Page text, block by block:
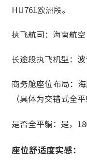
HU761欧洲段。
执飞航司：海南航
长途段执飞机型：
商务舱座位布局：
（具体为交错式全
是否全平躺：是，
座位舒适度实感：